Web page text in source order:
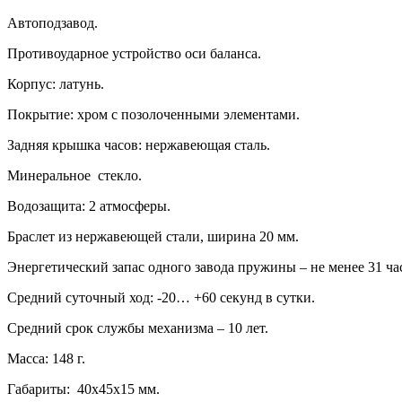
Автоподзавод.
Противоударное устройство оси баланса.
Корпус: латунь.
Покрытие: хром с позолоченными элементами.
Задняя крышка часов: нержавеющая сталь.
Минеральное стекло.
Водозащита: 2 атмосферы.
Браслет из нержавеющей стали, ширина 20 мм.
Энергетический запас одного завода пружины – не менее 31
Средний суточный ход: -20… +60 секунд в сутки.
Средний срок службы механизма – 10 лет.
Масса: 148 г.
Габариты: 40х45х15 мм.